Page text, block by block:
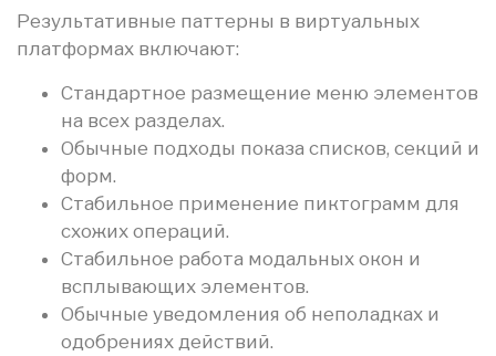
Результативные паттерны в виртуальных
платформах включают:
Стандартное размещение меню элементов
на всех разделах.
Обычные подходы показа списков, секций и
форм.
Стабильное применение пиктограмм для
схожих операций.
Стабильное работа модальных окон и
всплывающих элементов.
Обычные уведомления об неполадках и
одобрениях действий.